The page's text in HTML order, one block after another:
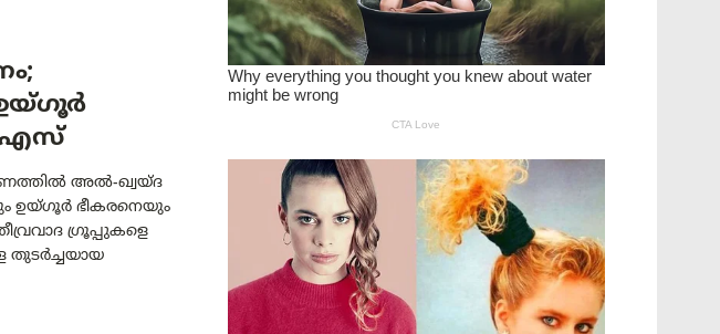
അൽ-ഖ്വയ്ദ
ഉയ്ഗൂർ ഭീകരനെയും
ഗ്രൂപ്പുകളെ
തുടർച്ചയായ